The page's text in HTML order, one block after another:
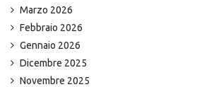
Marzo 2026
Febbraio 2026
Gennaio 2026
Dicembre 2025
Novembre 2025